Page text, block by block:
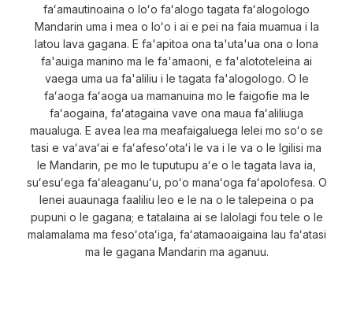
faʻamautinoaina o loʻo faʻalogo tagata faʻalogologo
Mandarin uma i mea o loʻo i ai e pei na faia muamua i la
latou lava gagana. E fa'apitoa ona ta'uta'ua ona o lona
fa'auiga manino ma le fa'amaoni, e fa'alototeleina ai
vaega uma ua fa'aliliu i le tagata fa'alogologo. O le
faʻaoga faʻaoga ua mamanuina mo le faigofie ma le
faʻaogaina, faʻatagaina vave ona maua faʻaliliuga
maualuga. E avea lea ma meafaigaluega lelei mo soʻo se
tasi e vaʻavaʻai e faʻafesoʻotaʻi le va i le va o le Igilisi ma
le Mandarin, pe mo le tuputupu aʻe o le tagata lava ia,
suʻesuʻega faʻaleaganuʻu, poʻo manaʻoga faʻapolofesa. O
lenei auaunaga faaliliu leo e le na o le talepeina o pa
pupuni o le gagana; e tatalaina ai se lalolagi fou tele o le
malamalama ma fesoʻotaʻiga, faʻatamaoaigaina lau faʻatasi
ma le gagana Mandarin ma aganuu.